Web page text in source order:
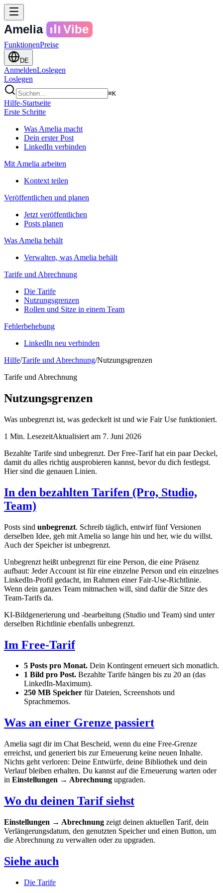
Amelia Vibe
FunktionenPreise
DE
AnmeldenLoslegen
Loslegen
⌘K
Hilfe-Startseite
Erste Schritte
Was Amelia macht
Dein erster Post
LinkedIn verbinden
Mit Amelia arbeiten
Kontext teilen
Veröffentlichen und planen
Jetzt veröffentlichen
Posts planen
Was Amelia behält
Verwalten, was Amelia behält
Tarife und Abrechnung
Die Tarife
Nutzungsgrenzen
Rollen und Sitze in einem Team
Fehlerbehebung
LinkedIn neu verbinden
Hilfe/Tarife und Abrechnung/Nutzungsgrenzen
Tarife und Abrechnung
Nutzungsgrenzen
Was unbegrenzt ist, was gedeckelt ist und wie Fair Use funktioniert.
1 Min. LesezeitAktualisiert am 7. Juni 2026
Bezahlte Tarife sind unbegrenzt. Der Free-Tarif hat ein paar Deckel,
damit du alles richtig ausprobieren kannst, bevor du dich festlegst.
Hier sind die genauen Linien.
In den bezahlten Tarifen (Pro, Studio,
Team)
Posts sind unbegrenzt. Schreib täglich, entwirf fünf Versionen
derselben Idee, geh mit Amelia so lange hin und her, wie du willst.
Auch der Speicher ist unbegrenzt.
Unbegrenzt heißt unbegrenzt für eine Person, die eine Präsenz
aufbaut: Jeder Account ist für eine einzelne Person und ein einzelnes
LinkedIn-Profil gedacht, im Rahmen einer Fair-Use-Richtlinie.
Wenn dein ganzes Team mitmachen will, sind dafür die Sitze des
Team-Tarifs da.
KI-Bildgenerierung und -bearbeitung (Studio und Team) sind unter
derselben Richtlinie ebenfalls unbegrenzt.
Im Free-Tarif
5 Posts pro Monat. Dein Kontingent erneuert sich monatlich.
1 Bild pro Post. Bezahlte Tarife hängen bis zu 20 an (das
LinkedIn-Maximum).
250 MB Speicher für Dateien, Screenshots und
Sprachmemos.
Was an einer Grenze passiert
Amelia sagt dir im Chat Bescheid, wenn du eine Free-Grenze
erreichst, und generiert bis zur Erneuerung keine neuen Inhalte.
Nichts geht verloren: Deine Entwürfe, deine Bibliothek und dein
Verlauf bleiben erhalten. Du kannst auf die Erneuerung warten oder
in Einstellungen → Abrechnung upgraden.
Wo du deinen Tarif siehst
Einstellungen → Abrechnung zeigt deinen aktuellen Tarif, dein
Verlängerungsdatum, den genutzten Speicher und einen Button, um
die Abrechnung zu verwalten oder zu upgraden.
Siehe auch
Die Tarife